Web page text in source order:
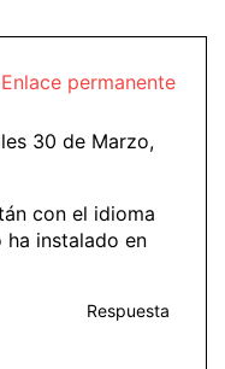
Enlace permanente
30 de Marzo,
con el idioma
ha instalado en
Respuesta